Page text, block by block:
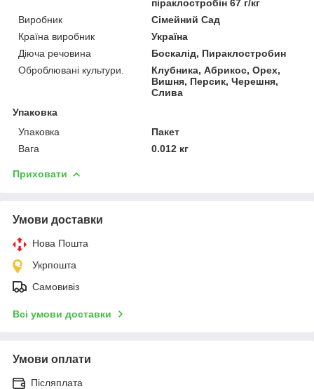
піраклостробін 67 г/кг
Виробник
Сімейний Сад
Країна виробник
Україна
Діюча речовина
Боскалід, Пираклостробин
Оброблювані культури.
Клубника, Абрикос, Орех,
Вишня, Персик, Черешня,
Слива
Упаковка
Упаковка
Пакет
Вага
0.012 кг
Приховати
Умови доставки
Нова Пошта
Укрпошта
Самовивіз
Всі умови доставки
Умови оплати
Післяплата